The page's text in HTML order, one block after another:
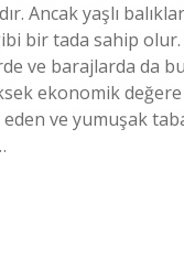
Ancak yaşlı
bir tada sahip olur.
ve barajlarda da
ekonomik
ve yumuşak